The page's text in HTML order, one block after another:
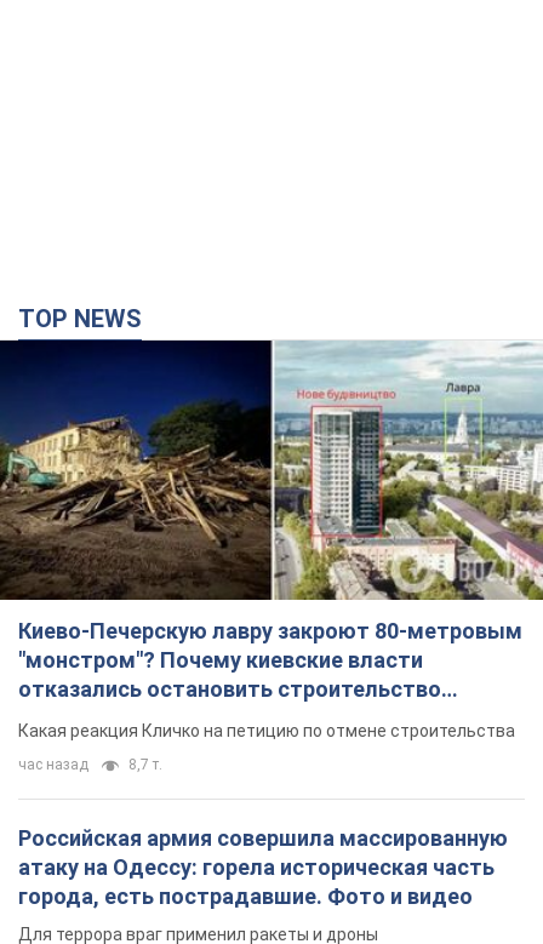
TOP NEWS
Киево-Печерскую лавру закроют 80-метровым
"монстром"? Почему киевские власти
отказались остановить строительство
небоскреба "московского верующего"
Какая реакция Кличко на петицию по отмене строительства
час назад 8,7 т.
Российская армия совершила массированную
атаку на Одессу: горела историческая часть
города, есть пострадавшие. Фото и видео
Для террора враг применил ракеты и дроны